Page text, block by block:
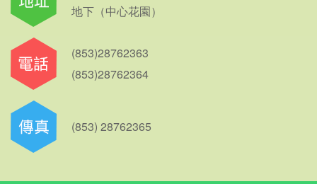
地下（中心花園）
(853)28762363
(853)28762364
(853) 28762365